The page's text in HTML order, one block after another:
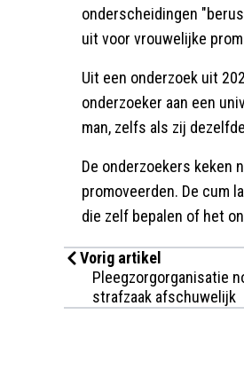
onderscheidingen
uit voor vrouwelijke
Uit een onderzoek uit
onderzoeker aan een
man, zelfs als zij
De onderzoekers keken
promoveerden. De cum
die zelf bepalen of het
Vorig artikel
Pleegzorgorganisatie
strafzaak afschuwelijk